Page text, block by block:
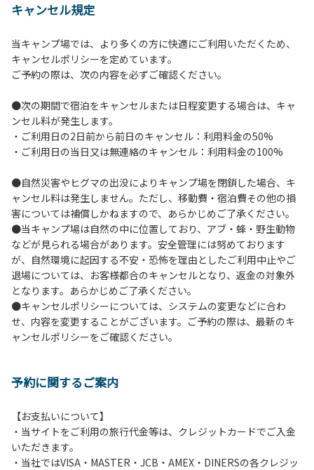
【ご利用上の注意事項ならびに禁止事項】
２.安全管理上、お子様の単独での行動はご遠慮ください。
３.調度品などの持ち出しはしないでください。
４.午後10時以降の花火の使用は禁止です。
使用、夜間の大声での談笑等）や他人に嫌悪感を与えるよう
な行為はお止めください。
６.芝生や地面での直火による焚き火、BBQ、キャンプファ
イヤーは禁止します。
台の利用後は炭の鎮火の確認をお願いいたします。
８.バンガローの芝生にはテントは張らないでください。（タ
ープは１つまで可）
９.各自で出されましたゴミは全てお持ち帰りください。（使
用済みの炭は専用の捨て場に捨てられます。）
10.施設内および駐車場などで起きた金品等の盗難、ご利用
者間でのトラブルで生じた損害に対しては、一切の責任を負
いかねます。
11.施設の利用については管理人の指示に従ってください。従
わない場合は退場していただき、今後の利用をお断りする場
合があります。
キャンセル規定
当キャンプ場では、より多くの方に快適にご利用いただくため、
キャンセルポリシーを定めています。
ご予約の際は、次の内容を必ずご確認ください。
●次の期間で宿泊をキャンセルまたは日程変更する場合は、キャ
ンセル料が発生します。
・ご利用日の2日前から前日のキャンセル：利用料金の50%
・ご利用日の当日又は無連絡のキャンセル：利用料金の100%
●自然災害やヒグマの出没によりキャンプ場を閉鎖した場合、キ
ャンセル料は発生しません。ただし、移動費・宿泊費その他の損
害については補償しかねますので、あらかじめご了承ください。
●当キャンプ場は自然の中に位置しており、アブ・蜂・野生動物
などが見られる場合があります。安全管理には努めております
が、自然環境に起因する不安・恐怖を理由としたご利用中止やご
退場については、お客様都合のキャンセルとなり、返金の対象外
となります。あらかじめご了承ください。
●キャンセルポリシーについては、システムの変更などに合わ
せ、内容を変更することがございます。ご予約の際は、最新のキ
ャンセルポリシーをご確認ください。
予約に関するご案内
【お支払いについて】
・当サイトをご利用の旅行代金等は、クレジットカードでご入金
いただきます。
・当社ではVISA・MASTER・JCB・AMEX・DINERSの各クレジッ